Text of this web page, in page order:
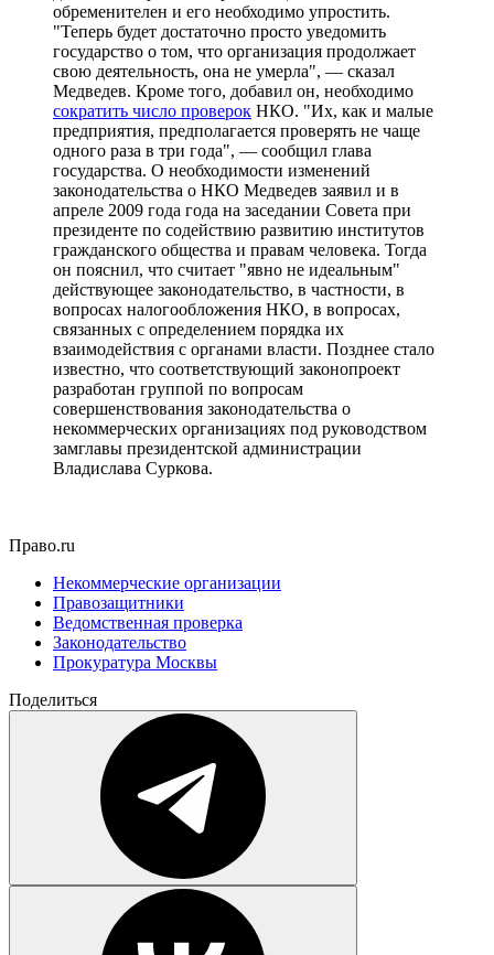
обременителен и его необходимо упростить.
"Теперь будет достаточно просто уведомить
государство о том, что организация продолжает
свою деятельность, она не умерла", — сказал
Медведев. Кроме того, добавил он, необходимо
сократить число проверок НКО. "Их, как и малые
предприятия, предполагается проверять не чаще
одного раза в три года", — сообщил глава
государства. О необходимости изменений
законодательства о НКО Медведев заявил и в
апреле 2009 года года на заседании Совета при
президенте по содействию развитию институтов
гражданского общества и правам человека. Тогда
он пояснил, что считает "явно не идеальным"
действующее законодательство, в частности, в
вопросах налогообложения НКО, в вопросах,
связанных с определением порядка их
взаимодействия с органами власти. Позднее стало
известно, что соответствующий законопроект
разработан группой по вопросам
совершенствования законодательства о
некоммерческих организациях под руководством
замглавы президентской администрации
Владислава Суркова.
Право.ru
Некоммерческие организации
Правозащитники
Ведомственная проверка
Законодательство
Прокуратура Москвы
Поделиться